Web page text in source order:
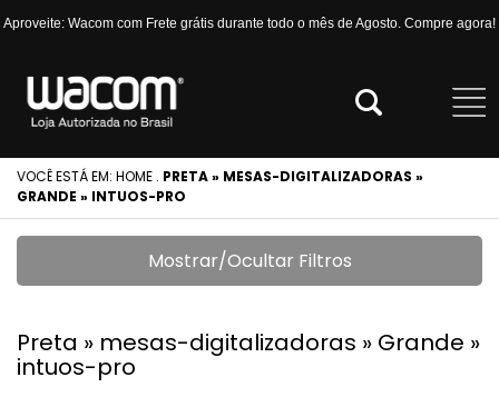
Aproveite: Wacom com Frete grátis durante todo o mês de Agosto. Compre agora!
VOCÊ ESTÁ EM: HOME . PRETA » MESAS-DIGITALIZADORAS »
GRANDE » INTUOS-PRO
Mostrar/Ocultar Filtros
Preta » mesas-digitalizadoras » Grande »
intuos-pro